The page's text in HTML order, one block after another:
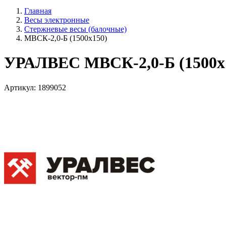
Главная
Весы электронные
Стержневые весы (балочные)
МВСК-2,0-Б (1500х150)
УРАЛВЕС МВСК-2,0-Б
Артикул: 1899052